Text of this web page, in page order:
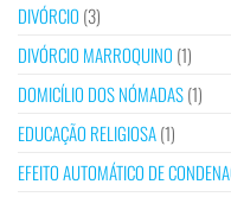
DIVÓRCIO (3)
DIVÓRCIO MARROQUINO (1)
DOMICÍLIO DOS NÓMADAS(1)
EDUCAÇÃO RELIGIOSA(1)
EFEITO AUTOMÁTICO DE